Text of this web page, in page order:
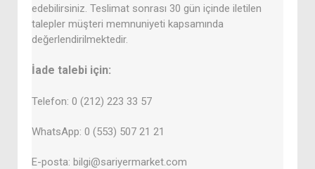
edebilirsiniz. Teslimat sonrası 30 gün içinde iletilen
talepler müşteri memnuniyeti kapsamında
değerlendirilmektedir.
İade talebi için:
Telefon: 0 (212) 223 33 57
WhatsApp: 0 (553) 507 21 21
E-posta: bilgi@sariyermarket.com